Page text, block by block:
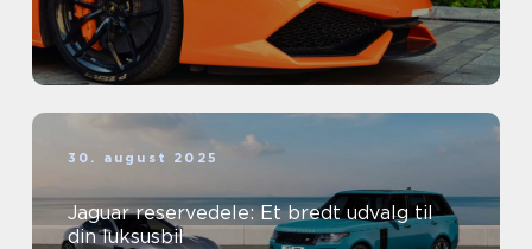
30. august 2025
Jaguar reservedele: Et bredt udvalg til
din luksusbil